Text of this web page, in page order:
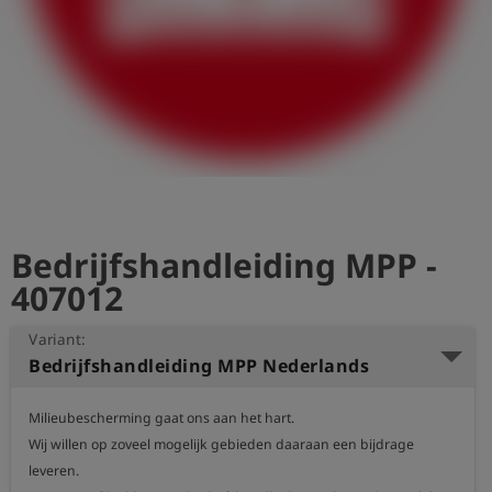
Registratie
Bedrijfshandleiding MPP -
407012
Variant:
Bedrijfshandleiding MPP Nederlands
Milieubescherming gaat ons aan het hart.
Wij willen op zoveel mogelijk gebieden daaraan een bijdrage
leveren.